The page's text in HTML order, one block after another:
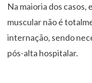
Na maioria dos casos,
muscular não é
internação, sendo
pós-alta hospitalar.